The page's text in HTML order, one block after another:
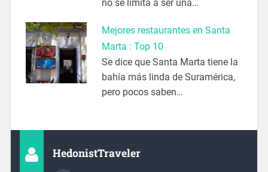
no se limita a ser una…
Mejores restaurantes en Santa
Marta : Top 10
Se dice que Santa Marta tiene la
bahía más linda de Suramérica,
pero pocos saben…
HedonistTraveler